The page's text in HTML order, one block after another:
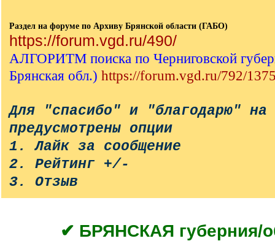
Раздел на форуме по Архиву Брянской области (ГАБО)
https://forum.vgd.ru/490/
АЛГОРИТМ поиска по Черниговской
Брянская обл.) https://forum.vgd.ru/792/
Для "спасибо" и "благодарю" на
предусмотрены опции
1. Лайк за сообщение
2. Рейтинг +/-
3. Отзыв
✔ БРЯНСКАЯ губерния/